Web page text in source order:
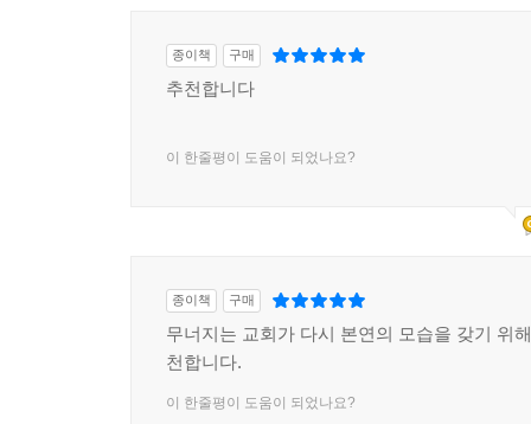
종이책 구매
추천합니다
이 한줄평이 도움이 되었나요?
종이책 구매
무너지는 교회가 다시 본연의 모습을 갖기 위
천합니다.
이 한줄평이 도움이 되었나요?